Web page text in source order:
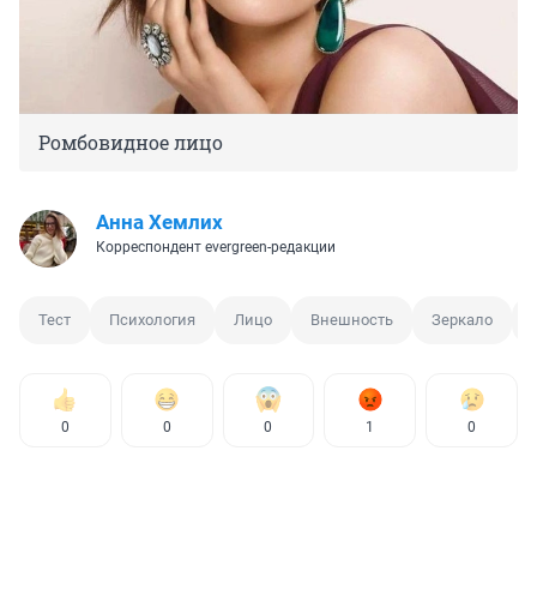
Ромбовидное лицо
Анна Хемлих
Корреспондент evergreen-редакции
Тест Психология Лицо Внешность Зеркало
0 0 0 1 0